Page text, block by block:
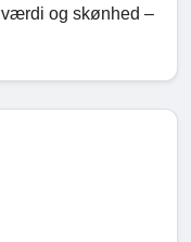
og skønhed –